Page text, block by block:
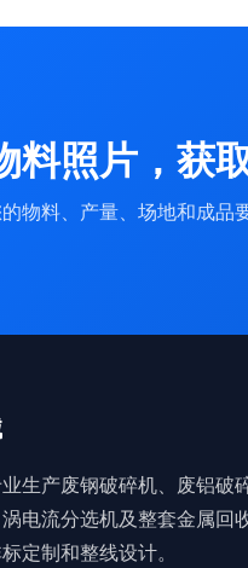
料照片，获
物料、产量、场地和成品
生产废钢破碎机、废铝破
电流分选机及整套金属回
定制和整线设计。